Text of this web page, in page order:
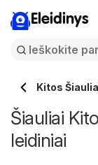
Eleidinys
Kitos
Šiauliai
leidiniai